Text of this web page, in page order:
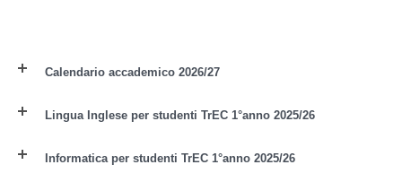
Calendario accademico 2026/27
Lingua Inglese per studenti TrEC 1°anno 2025/26
Informatica per studenti TrEC 1°anno 2025/26